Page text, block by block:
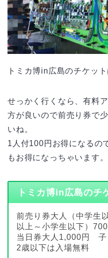
トミカ博in広島のチケッ
せっかく行くなら、有料
方が良いので前売り券で
いね。
1人付100円お得になるの
もお得になっちゃいます。
トミカ博in広島のチ
前売り券大人（中学
以上～小学生以下）700
当日券大人1,000円 子
2歳以下は入場無料